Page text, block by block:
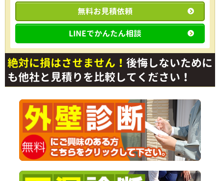
無料お見積依頼
LINEでかんたん相談
絶対に損はさせません！ 後悔しないために
も他社と見積りを比較してください！